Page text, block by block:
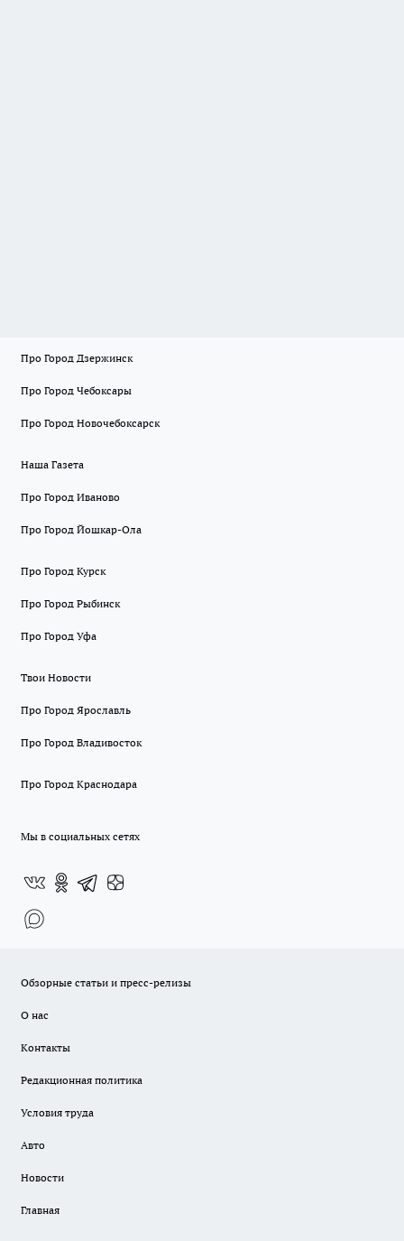
Про Город Дзержинск
Про Город Чебоксары
Про Город Новочебоксарск
Наша Газета
Про Город Иваново
Про Город Йошкар-Ола
Про Город Курск
Про Город Рыбинск
Про Город Уфа
Твои Новости
Про Город Ярославль
Про Город Владивосток
Про Город Краснодара
Мы в социальных сетях
Обзорные статьи и пресс-релизы
О нас
Контакты
Редакционная политика
Условия труда
Авто
Новости
Главная